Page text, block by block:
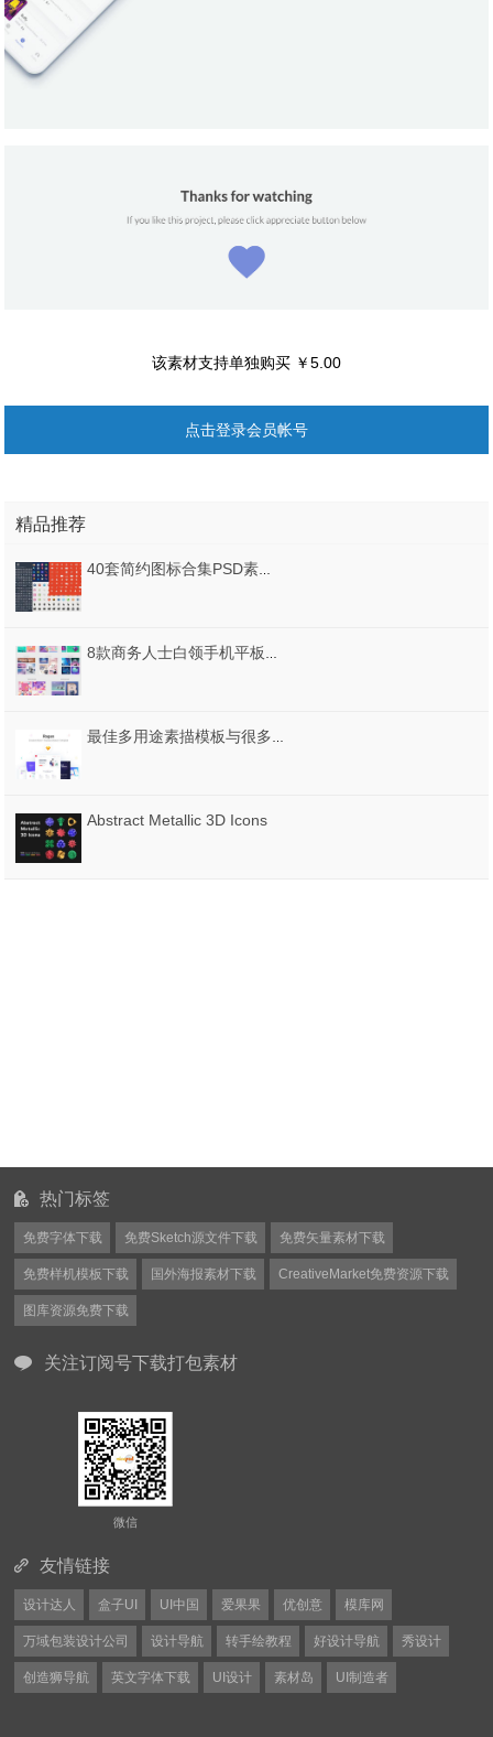
该素材支持单独购买 ￥5.00
点击登录会员帐号
精品推荐
Abstract Metallic 3D Icons
热门标签
免费字体下载 免费Sketch源文件下载 免费矢量素材下载
免费样机模板下载 国外海报素材下载 CreativeMarket免费资源下载
图库资源免费下载
关注订阅号下载打包素材
微信
友情链接
设计达人 盒子UI UI中国 爱果果 优创意 模库网
万域包装设计公司 设计导航 转手绘教程 好设计导航 秀设计
创造狮导航 英文字体下载 UI设计 素材岛 UI制造者